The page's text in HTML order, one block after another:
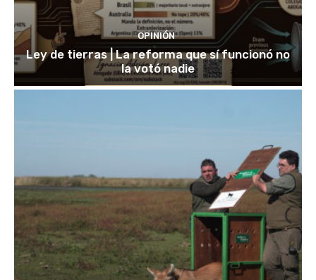
OPINIÓN
Ley de tierras | La reforma que sí funcionó no
la votó nadie